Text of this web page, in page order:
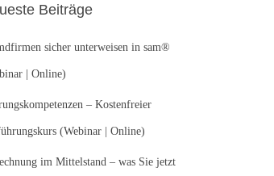
Beiträge
sicher unterweisen in sam®
| Online)
– Kostenfreier
(Webinar | Online)
im Mittelstand – was Sie jetzt